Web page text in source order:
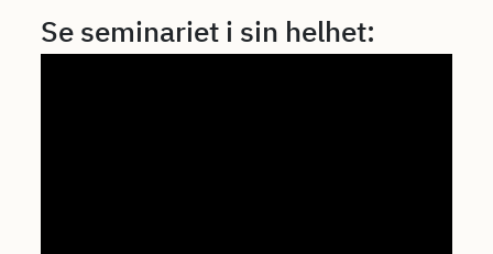
Se seminariet i sin helhet: